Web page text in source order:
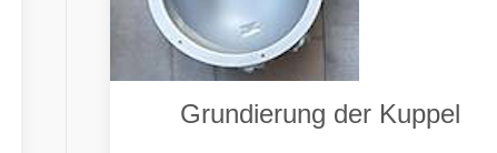
Grundierung der Kuppel